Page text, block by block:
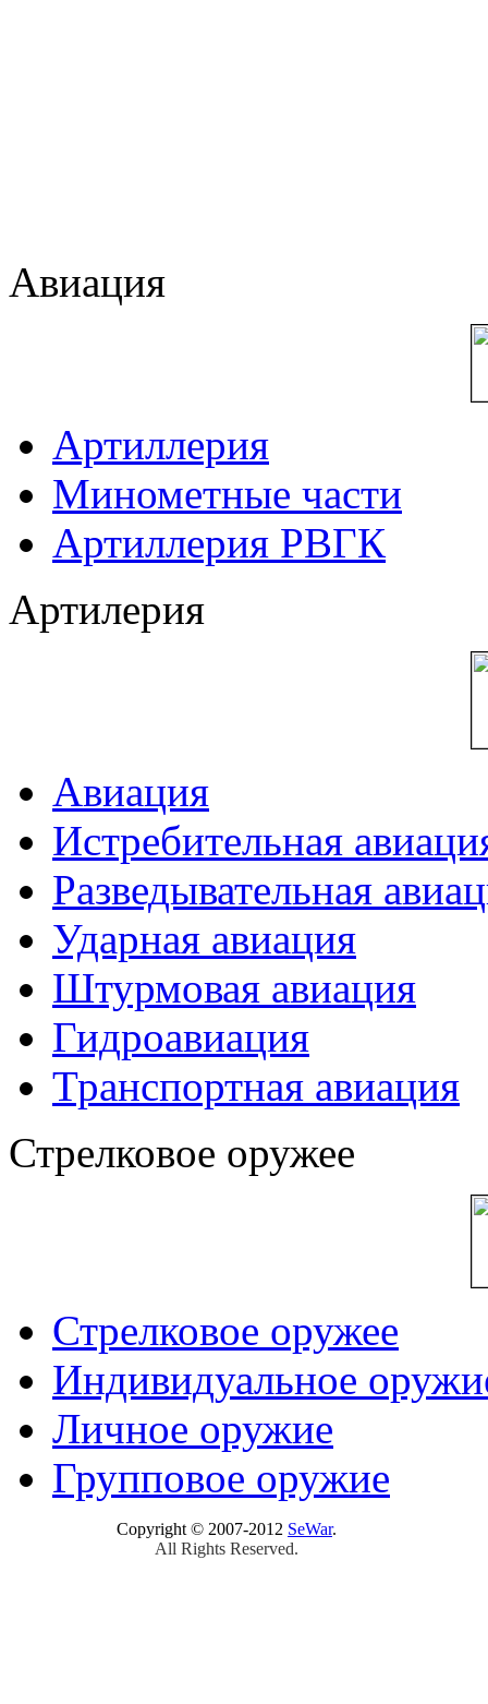
Авиация
Артиллерия
Минометные части
Артиллерия РВГК
Артилерия
Авиация
Истребительная
Разведывательная
Ударная авиация
Штурмовая авиация
Гидроавиация
Транспортная авиация
Стрелковое оружее
Стрелковое оружее
Индивидуальное
Личное оружие
Групповое оружие
Copyright © 2007-2012 SeWar.
All Rights Reserved.